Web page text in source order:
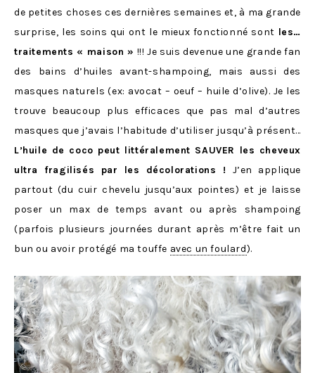
de petites choses ces dernières semaines et, à ma grande
surprise, les soins qui ont le mieux fonctionné sont les…
traitements « maison » !!! Je suis devenue une grande fan
des bains d’huiles avant-shampoing, mais aussi des
masques naturels (ex: avocat – oeuf – huile d’olive). Je les
trouve beaucoup plus efficaces que pas mal d’autres
masques que j’avais l’habitude d’utiliser jusqu’à présent…
L’huile de coco peut littéralement SAUVER les cheveux
ultra fragilisés par les décolorations ! J’en applique
partout (du cuir chevelu jusqu’aux pointes) et je laisse
poser un max de temps avant ou après shampoing
(parfois plusieurs journées durant après m’être fait un
bun ou avoir protégé ma touffe avec un foulard).